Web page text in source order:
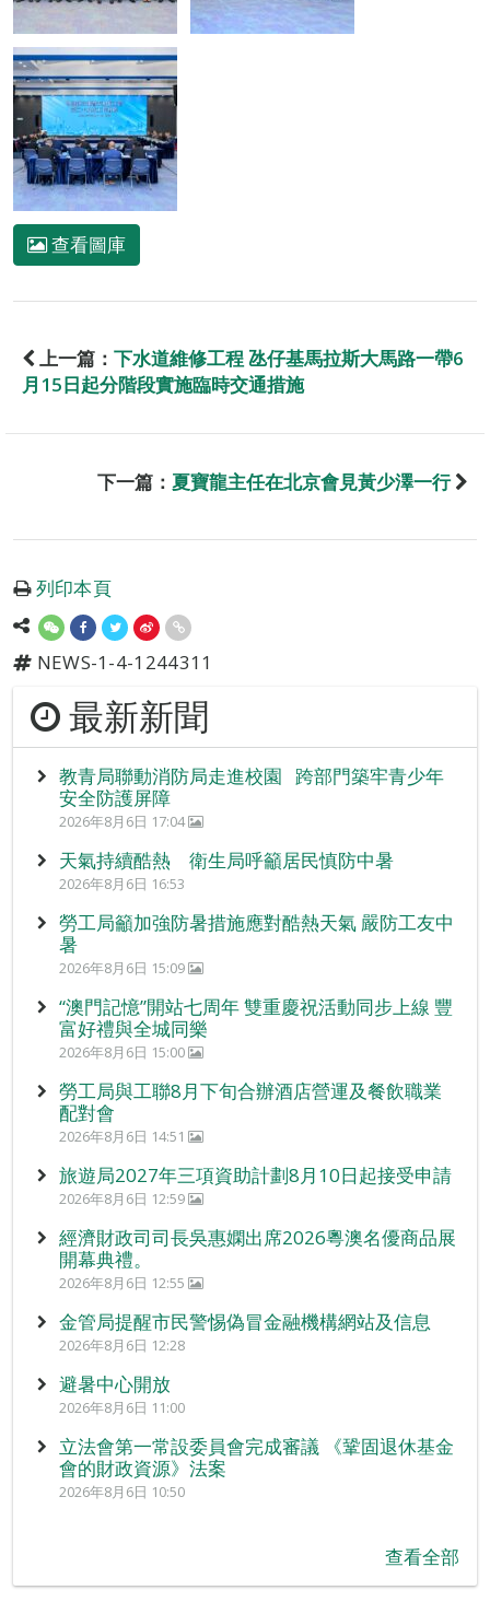
查看圖庫
上一篇： 下水道維修工程 氹仔基馬拉斯大馬路一帶6
月15日起分階段實施臨時交通措施
下一篇： 夏寶龍主任在北京會見黃少澤一行
列印本頁
NEWS-1-4-1244311
最新新聞
教青局聯動消防局走進校園 跨部門築牢青少年
安全防護屏障
2026年8月6日 17:04
天氣持續酷熱 衛生局呼籲居民慎防中暑
2026年8月6日 16:53
勞工局籲加強防暑措施應對酷熱天氣 嚴防工友中
暑
2026年8月6日 15:09
“澳門記憶”開站七周年 雙重慶祝活動同步上線 豐
富好禮與全城同樂
2026年8月6日 15:00
勞工局與工聯8月下旬合辦酒店營運及餐飲職業
配對會
2026年8月6日 14:51
旅遊局2027年三項資助計劃8月10日起接受申請
2026年8月6日 12:59
經濟財政司司長吳惠嫻出席2026粵澳名優商品展
開幕典禮。
2026年8月6日 12:55
金管局提醒市民警惕偽冒金融機構網站及信息
2026年8月6日 12:28
避暑中心開放
2026年8月6日 11:00
立法會第一常設委員會完成審議 《鞏固退休基金
會的財政資源》法案
2026年8月6日 10:50
查看全部